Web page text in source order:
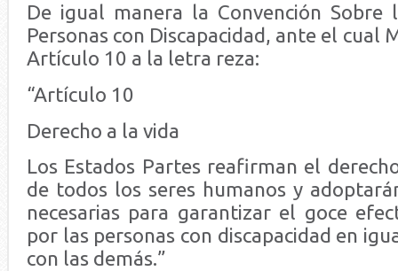
De igual manera la Convención Sobre
Personas con Discapacidad, ante el cual
Artículo 10 a la letra reza:
“Artículo 10
Derecho a la vida
Los Estados Partes reafirman el
de todos los seres humanos y
necesarias para garantizar el goce
por las personas con discapacidad en
con las demás.”